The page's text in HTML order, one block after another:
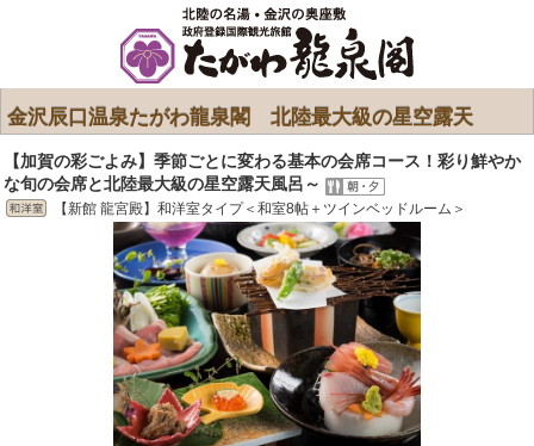
金沢辰口温泉たがわ龍泉閣 北陸最大級の星空露天
【加賀の彩ごよみ】季節ごとに変わる基本の会席コース！彩り鮮やか
な旬の会席と北陸最大級の星空露天風呂～
【新館 龍宮殿】和洋室タイプ＜和室8帖＋ツインベッドルーム＞